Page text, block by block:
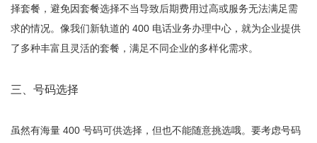
择套餐，避免因套餐选择不当导致后期费用过高或服务无法满足需
求的情况。像我们新轨道的 400 电话业务办理中心，就为企业提供
了多种丰富且灵活的套餐，满足不同企业的多样化需求。
三、号码选择
虽然有海量 400 号码可供选择，但也不能随意挑选哦。要考虑号码